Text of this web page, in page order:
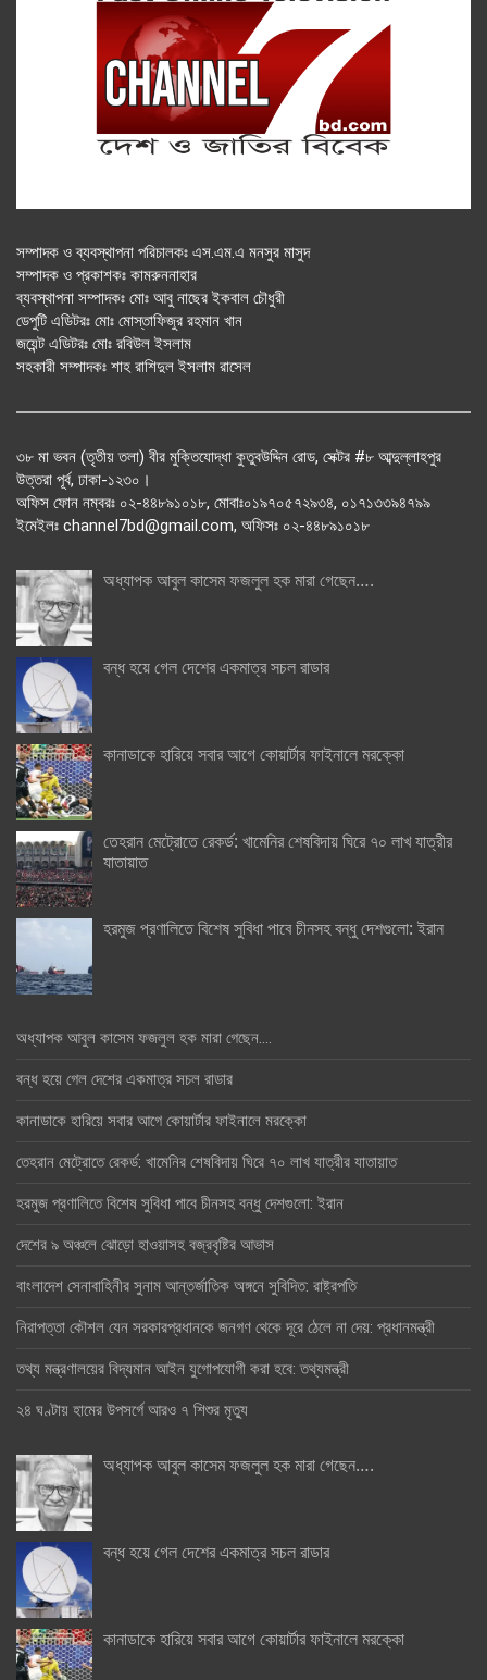
সম্পাদক ও ব্যবস্থাপনা পরিচালকঃ এস.এম.এ মনসুর মাসুদ
সম্পাদক ও প্রকাশকঃ কামরুননাহার
ব্যবস্থাপনা সম্পাদকঃ মোঃ আবু নাছের ইকবাল চৌধুরী
ডেপুটি এডিটরঃ মোঃ মোস্তাফিজুর রহমান খান
জয়েন্ট এডিটরঃ মোঃ রবিউল ইসলাম
সহকারী সম্পাদকঃ শাহ রাশিদুল ইসলাম রাসেল
৩৮ মা ভবন (তৃতীয় তলা) বীর মুক্তিযোদ্ধা কুতুবউদ্দিন রোড, সেক্টর #৮ আব্দুল্লাহপুর
উত্তরা পূর্ব, ঢাকা-১২৩০।
অফিস ফোন নম্বরঃ ০২-৪৪৮৯১০১৮, মোবাঃ০১৯৭০৫৭২৯৩৪, ০১৭১৩৩৯৪৭৯৯
ইমেইলঃ channel7bd@gmail.com, অফিসঃ ০২-৪৪৮৯১০১৮
অধ্যাপক আবুল কাসেম ফজলুল হক মারা গেছেন….
বন্ধ হয়ে গেল দেশের একমাত্র সচল রাডার
কানাডাকে হারিয়ে সবার আগে কোয়ার্টার ফাইনালে মরক্কো
তেহরান মেট্রোতে রেকর্ড: খামেনির শেষবিদায় ঘিরে ৭০ লাখ যাত্রীর
যাতায়াত
হরমুজ প্রণালিতে বিশেষ সুবিধা পাবে চীনসহ বন্ধু দেশগুলো: ইরান
অধ্যাপক আবুল কাসেম ফজলুল হক মারা গেছেন….
বন্ধ হয়ে গেল দেশের একমাত্র সচল রাডার
কানাডাকে হারিয়ে সবার আগে কোয়ার্টার ফাইনালে মরক্কো
তেহরান মেট্রোতে রেকর্ড: খামেনির শেষবিদায় ঘিরে ৭০ লাখ যাত্রীর যাতায়াত
হরমুজ প্রণালিতে বিশেষ সুবিধা পাবে চীনসহ বন্ধু দেশগুলো: ইরান
দেশের ৯ অঞ্চলে ঝোড়ো হাওয়াসহ বজ্রবৃষ্টির আভাস
বাংলাদেশ সেনাবাহিনীর সুনাম আন্তর্জাতিক অঙ্গনে সুবিদিত: রাষ্ট্রপতি
নিরাপত্তা কৌশল যেন সরকারপ্রধানকে জনগণ থেকে দূরে ঠেলে না দেয়: প্রধানমন্ত্রী
তথ্য মন্ত্রণালয়ের বিদ্যমান আইন যুগোপযোগী করা হবে: তথ্যমন্ত্রী
২৪ ঘণ্টায় হামের উপসর্গে আরও ৭ শিশুর মৃত্যু
অধ্যাপক আবুল কাসেম ফজলুল হক মারা গেছেন….
বন্ধ হয়ে গেল দেশের একমাত্র সচল রাডার
কানাডাকে হারিয়ে সবার আগে কোয়ার্টার ফাইনালে মরক্কো